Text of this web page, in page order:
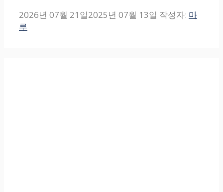
2026년 07월 21일2025년 07월 13일 작성자: 마
루